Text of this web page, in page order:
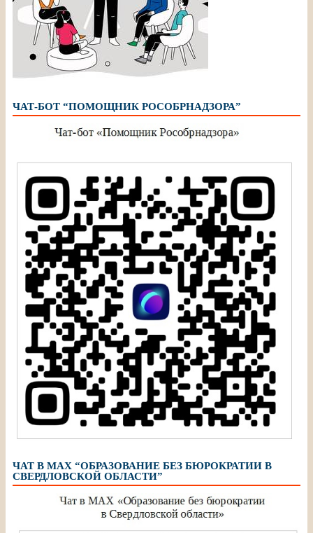
ЧАТ-БОТ “ПОМОЩНИК РОСОБРНАДЗОРА”
ЧАТ В МАХ “ОБРАЗОВАНИЕ БЕЗ БЮРОКРАТИИ В
СВЕРДЛОВСКОЙ ОБЛАСТИ”